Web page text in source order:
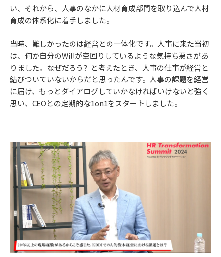
い、それから、人事のなかに人材育成部門を取り込んで人材
育成の体系化に着手しました。
当時、難しかったのは経営との一体化です。人事に来た当初
は、何か自分のWillが空回りしているような気持ち悪さがあ
りました。なぜだろう？と考えたとき、人事の仕事が経営と
結びついていないからだと思ったんです。人事の課題を経営
に届け、もっとダイアログしていかなければいけないと強く
思い、CEOとの定期的な1on1をスタートしました。